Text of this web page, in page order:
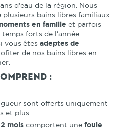
d'eau de la région. Nous
plusieurs bains libres familiaux
en famille et parfois
temps forts de l'année
vous êtes adeptes de
de nos bains libres en
:
sont offerts uniquement
et plus.
mois comportent une foule